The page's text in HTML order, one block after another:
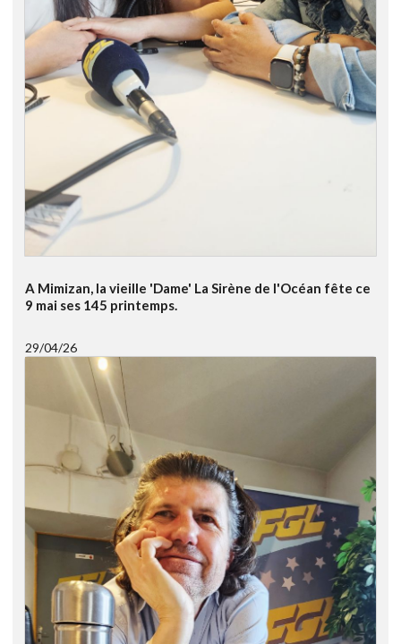
A Mimizan, la vieille 'Dame' La Sirène de l'Océan fête ce
9 mai ses 145 printemps.
29/04/26